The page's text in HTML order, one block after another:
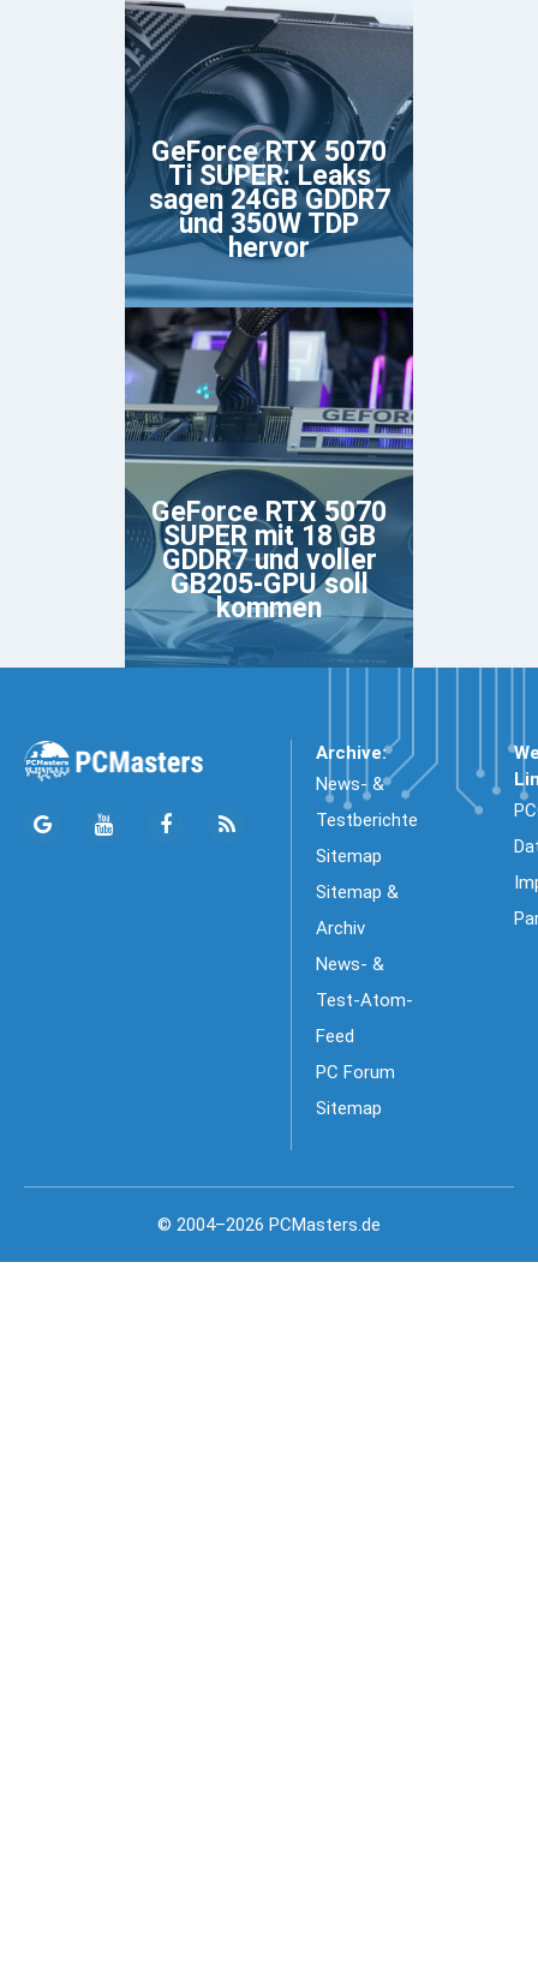
GeForce RTX 5070
Ti SUPER: Leaks
sagen 24GB GDDR7
und 350W TDP
hervor
GeForce RTX 5070
SUPER mit 18 GB
GDDR7 und voller
GB205-GPU soll
kommen
Archive:
News- &
Testberichte
Sitemap
Sitemap &
Archiv
News- &
Test-Atom-
Feed
PC Forum
Sitemap
© 2004–2026 PCMasters.de